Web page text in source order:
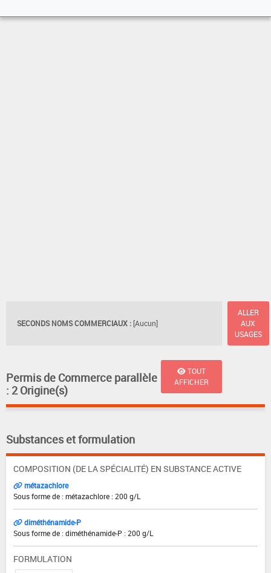
SECONDS NOMS COMMERCIAUX : [Aucun]
ALLER
AUX
USAGES
Permis de Commerce parallèle
: 2 Origine(s)
TOUT
AFFICHER
Substances et formulation
COMPOSITION (DE LA SPÉCIALITÉ) EN SUBSTANCE ACTIVE
métazachlore
Sous forme de : métazachlore : 200 g/L
diméthénamide-P
Sous forme de : diméthénamide-P : 200 g/L
FORMULATION